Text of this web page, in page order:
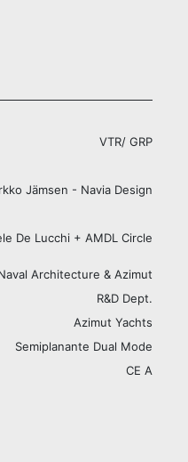
VTR/ GRP
Jämsen - Navia Design
De Lucchi + AMDL Circle
Architecture & Azimut
R&D Dept.
Azimut Yachts
Semiplanante Dual Mode
CE A